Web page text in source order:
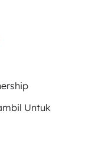
dalam
Terjadi
3 orang
menutup
Untuk